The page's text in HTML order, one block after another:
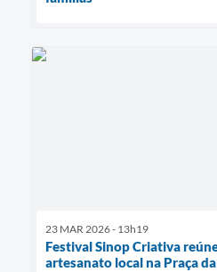
23 MAR 2026 - 13h19
Festival Sinop Criativa
artesanato local na Praça